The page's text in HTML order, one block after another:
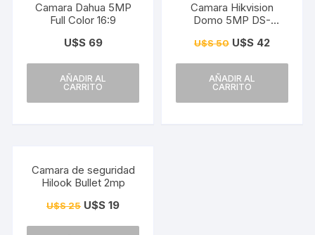
Camara Dahua 5MP
Full Color 16:9
U$S69
AÑADIR AL
CARRITO
Camara Hikvision
Domo 5MP DS-
U$S50 U$S42
AÑADIR AL
CARRITO
Camara de seguridad
Hilook Bullet 2mp
U$S25 U$S 19